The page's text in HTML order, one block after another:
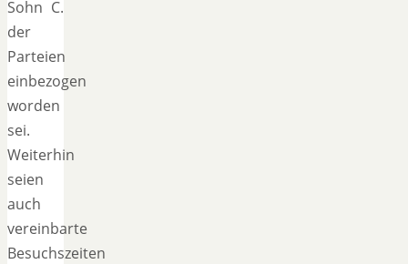
Sohn C.
der
Parteien
einbezogen
worden
sei.
Weiterhin
seien
auch
vereinbarte
Besuchszeiten